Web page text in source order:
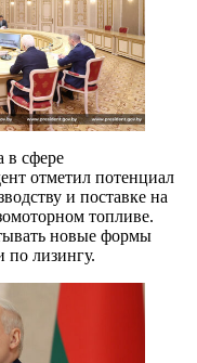
в сфере
отметил потенциал
и поставке на
топливе.
новые формы
по лизингу.